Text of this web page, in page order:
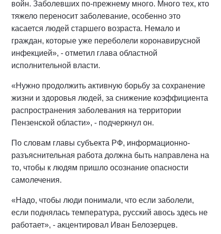
войн. Заболевших по-прежнему много. Много тех, кто
тяжело переносит заболевание, особенно это
касается людей старшего возраста. Немало и
граждан, которые уже переболели коронавирусной
инфекцией», - отметил глава областной
исполнительной власти.
«Нужно продолжить активную борьбу за сохранение
жизни и здоровья людей, за снижение коэффициента
распространения заболевания на территории
Пензенской области», - подчеркнул он.
По словам главы субъекта РФ, информационно-
разъяснительная работа должна быть направлена на
то, чтобы к людям пришло осознание опасности
самолечения.
«Надо, чтобы люди понимали, что если заболели,
если поднялась температура, русский авось здесь не
работает», - акцентировал Иван Белозерцев.